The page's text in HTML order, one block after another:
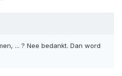
... ? Nee bedankt. Dan word